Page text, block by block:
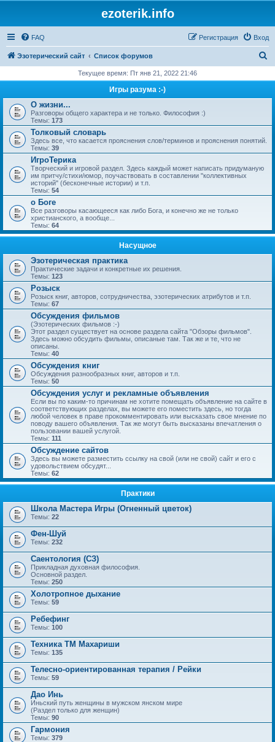
ezoterik.info
FAQ Вход
Регистрация
Эзотерический сайт Список форумов
с
Текущее время: Пт янв 21, 2022 21:46
Игры разума :-)
О жизни...
Разговоры общего характера и не только. Философия :)
Темы: 173
Толковый словарь
Здесь все, что касается прояснения слов/терминов и прояснения понятий.
Темы: 39
ИгроТерика
Творческий и игровой раздел. Здесь каждый может написать придуманую
им притчу/стихи/юмор, поучаствовать в составлении "коллективных
историй" (бесконечные истории) и т.п.
Темы: 54
о Боге
Все разговоры касающееся как либо Бога, и конечно же не только
христианского, а вообще...
Темы: 64
Насущное
Эзотерическая практика
Практические задачи и конкретные их решения.
Темы: 123
Розыск
Розыск книг, авторов, сотрудничества, эзотерических атрибутов и т.п.
Темы: 67
Обсуждения фильмов
(Эзотерических фильмов :-)
Этот раздел существует на основе раздела сайта "Обзоры фильмов".
Здесь можно обсудить фильмы, описаные там. Так же и те, что не
описаны.
Темы: 40
Обсуждения книг
Обсуждения разнообразных книг, авторов и т.п.
Темы: 50
Обсуждения услуг и рекламные объявления
Если вы по каким-то причинам не хотите помещать объявление на сайте в
соответствующих разделах, вы можете его поместить здесь, но тогда
любой человек в праве прокомментировать или высказать свое мнение по
поводу вашего объявления. Так же могут быть высказаны впечатления о
пользовании вашей услугой.
Темы: 111
Обсуждение сайтов
Здесь вы можете разместить ссылку на свой (или не свой) сайт и его с
удовольствием обсудят...
Темы: 62
Практики
Школа Мастера Игры (Огненный цветок)
Темы: 22
Фен-Шуй
Темы: 232
Саентология (СЗ)
Прикладная духовная философия.
Основной раздел.
Темы: 250
Холотропное дыхание
Темы: 59
Ребефинг
Темы: 100
Техника ТМ Махариши
Темы: 135
Телесно-ориентированная терапия / Рейки
Темы: 59
Дао Инь
Иньский путь женщины в мужском янском мире
(Раздел только для женщин)
Темы: 90
Гармония
Темы: 379